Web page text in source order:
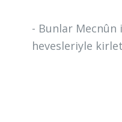
- Bunlar Mecnûn
hevesleriyle